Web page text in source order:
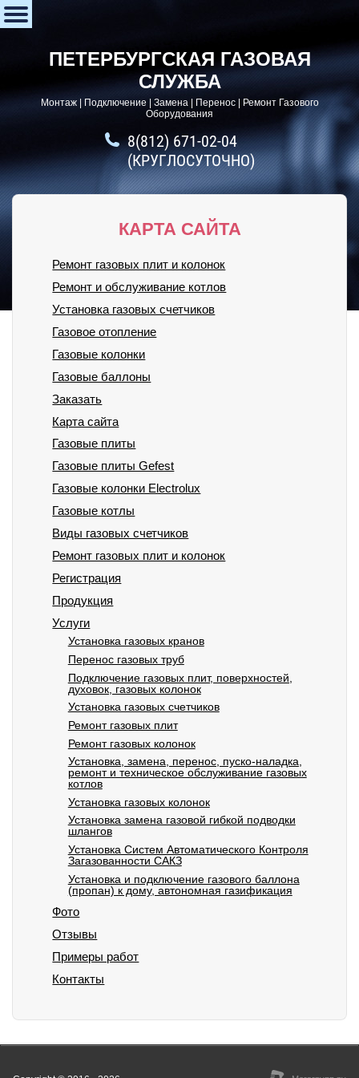
ПЕТЕРБУРГСКАЯ ГАЗОВАЯ
СЛУЖБА
Монтаж | Подключение | Замена | Перенос | Ремонт Газового
Оборудования
8(812) 671-02-04
(КРУГЛОСУТОЧНО)
КАРТА САЙТА
Ремонт газовых плит и колонок
Ремонт и обслуживание котлов
Установка газовых счетчиков
Газовое отопление
Газовые колонки
Газовые баллоны
Заказать
Карта сайта
Газовые плиты
Газовые плиты Gefest
Газовые колонки Electrolux
Газовые котлы
Виды газовых счетчиков
Ремонт газовых плит и колонок
Регистрация
Продукция
Услуги
Установка газовых кранов
Перенос газовых труб
Подключение газовых плит, поверхностей,
духовок, газовых колонок
Установка газовых счетчиков
Ремонт газовых плит
Ремонт газовых колонок
Установка, замена, перенос, пуско-наладка,
ремонт и техническое обслуживание газовых
котлов
Установка газовых колонок
Установка замена газовой гибкой подводки
шлангов
Установка Систем Автоматического Контроля
Загазованности САКЗ
Установка и подключение газового баллона
(пропан) к дому, автономная газификация
Фото
Отзывы
Примеры работ
Контакты